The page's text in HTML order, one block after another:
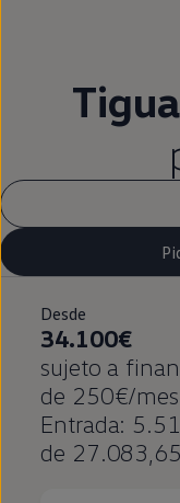
Desde
34.100€
sujeto a
de 250€/
Entrada:
de